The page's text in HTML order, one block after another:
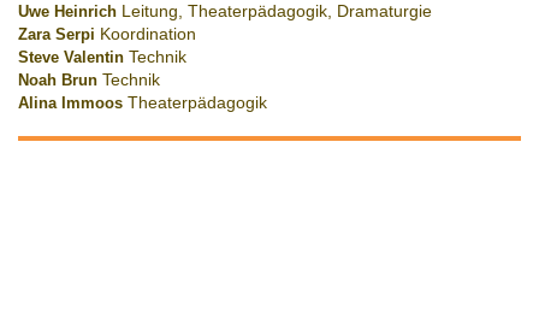
Uwe Heinrich Leitung, Theaterpädagogik, Dramaturgie
Zara Serpi Koordination
Steve Valentin Technik
Noah Brun Technik
Alina Immoos Theaterpädagogik